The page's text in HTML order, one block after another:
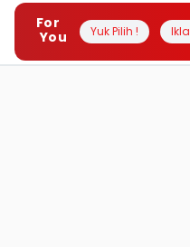
For
You
Yuk Pilih !